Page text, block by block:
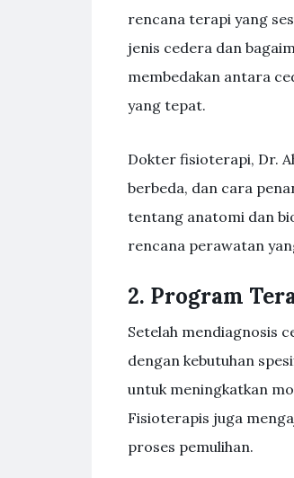
rencana terapi yang
jenis cedera dan
membedakan antara
yang tepat.
Dokter fisioterapi, Dr.
berbeda, dan cara
tentang anatomi dan
rencana perawatan
2. Program
Setelah mendiagnosis
dengan kebutuhan
untuk meningkatkan
Fisioterapis juga
proses pemulihan.